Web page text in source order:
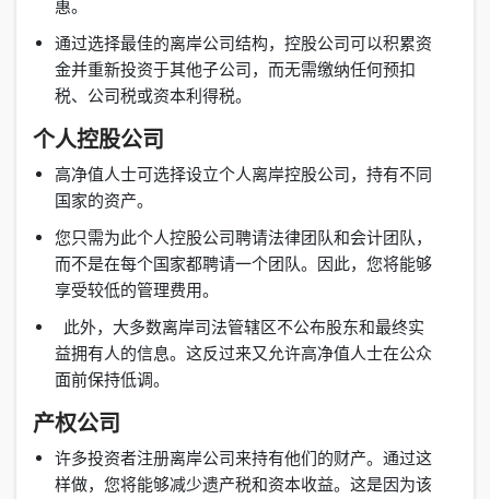
惠。
通过选择最佳的离岸公司结构，控股公司可以积累资
金并重新投资于其他子公司，而无需缴纳任何预扣
税、公司税或资本利得税。
个人控股公司
高净值人士可选择设立个人离岸控股公司，持有不同
国家的资产。
您只需为此个人控股公司聘请法律团队和会计团队，
而不是在每个国家都聘请一个团队。因此，您将能够
享受较低的管理费用。
此外，大多数离岸司法管辖区不公布股东和最终实
益拥有人的信息。这反过来又允许高净值人士在公众
面前保持低调。
产权公司
许多投资者注册离岸公司来持有他们的财产。通过这
样做，您将能够减少遗产税和资本收益。这是因为该